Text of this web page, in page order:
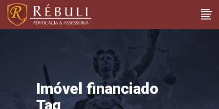
Imóvel financiado
Tag